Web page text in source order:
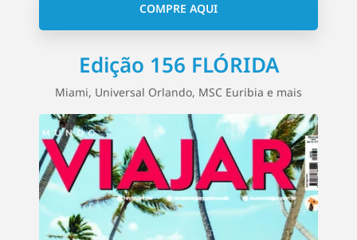
COMPRE AQUI
Edição 156 FLÓRIDA
Miami, Universal Orlando, MSC Euribia e mais